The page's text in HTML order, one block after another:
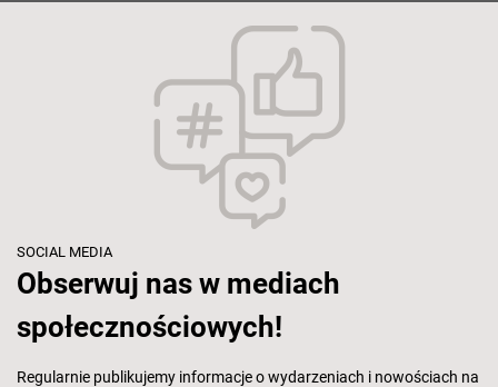
SOCIAL MEDIA
Obserwuj nas w mediach
społecznościowych!
Regularnie publikujemy informacje o wydarzeniach i nowościach na